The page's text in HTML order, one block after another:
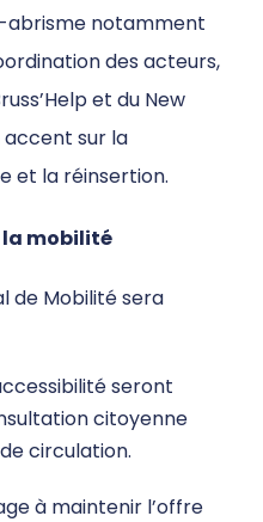
abrisme notamment
des acteurs,
et du New
accent sur la
et la réinsertion.
la mobilité
de Mobilité sera
seront
citoyenne
circulation.
à maintenir l’offre